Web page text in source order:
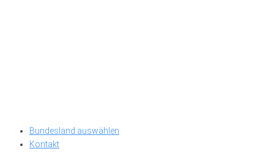
Bundesland auswählen
Kontakt